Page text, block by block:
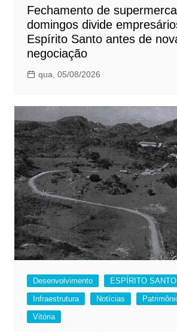
Fechamento de
domingos divide
Espírito Santo antes de
negociação
qua, 05/08/2026
Desenvolvimento
ESPÍRITO SANTO
Infraestrutura
Notícias
Vitória